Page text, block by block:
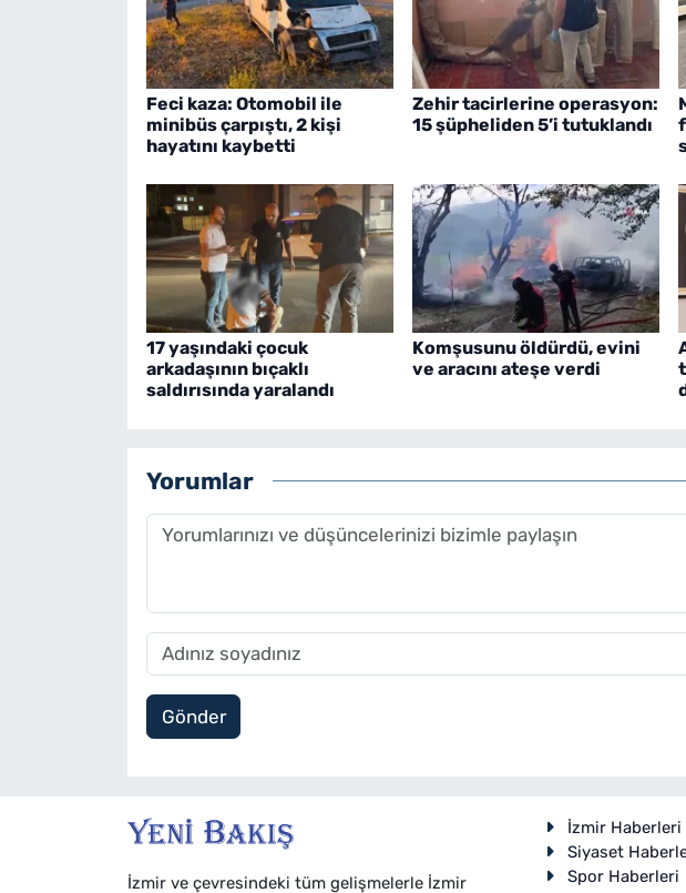
Feci kaza: Otomobil ile
minibüs çarpıştı, 2 kişi
hayatını kaybetti
Zehir tacirlerine operasyon:
15 şüpheliden 5’i tutuklandı
17 yaşındaki çocuk
arkadaşının bıçaklı
saldırısında yaralandı
Komşusunu öldürdü, evini
ve aracını ateşe verdi
Yorumlar
Gönder
İzmir ve çevresindeki tüm gelişmelerle İzmir
İzmir Haberleri
Siyaset
Spor Haberleri